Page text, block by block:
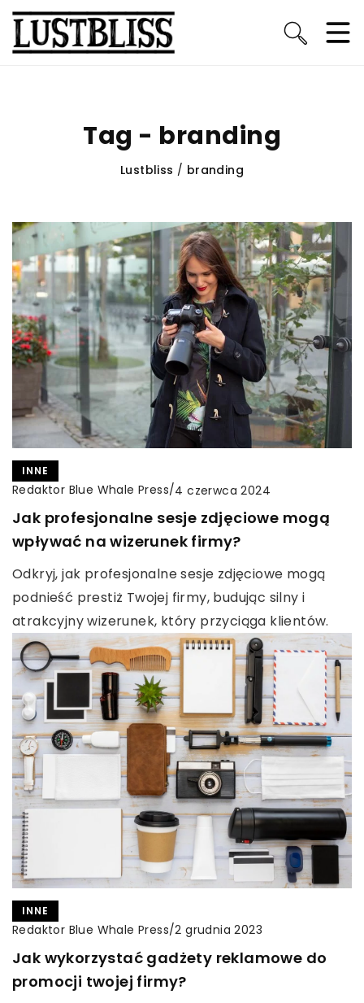
Tag - branding
Lustbliss / branding
INNE
Redaktor Blue Whale Press/4 czerwca 2024
Jak profesjonalne sesje zdjęciowe mogą
wpływać na wizerunek firmy?
Odkryj, jak profesjonalne sesje zdjęciowe mogą
podnieść prestiż Twojej firmy, budując silny i
atrakcyjny wizerunek, który przyciąga klientów.
INNE
Redaktor Blue Whale Press/2 grudnia 2023
Jak wykorzystać gadżety reklamowe do
promocji twojej firmy?